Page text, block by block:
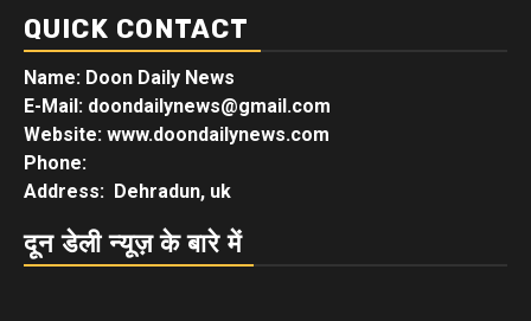
QUICK CONTACT
Name: Doon Daily News
E-Mail: doondailynews@gmail.com
Website: www.doondailynews.com
Phone:
Address: Dehradun, uk
दून डेली न्यूज़ के बारे में